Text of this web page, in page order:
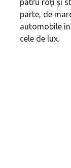
patru roți și
parte, de
automobile
cele de lux.